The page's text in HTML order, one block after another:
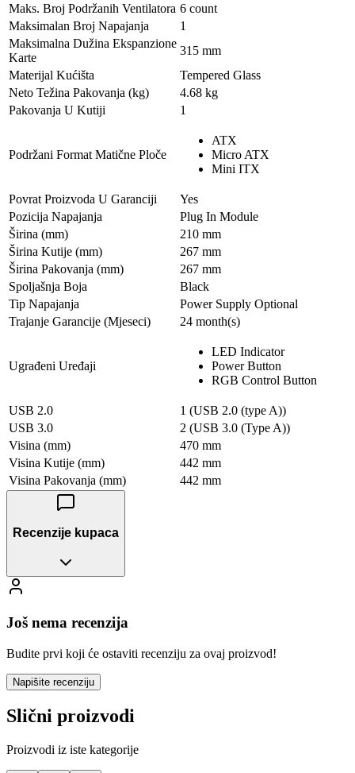
Maks. Broj Podržanih Ventilatora 6 count
Maksimalan Broj Napajanja
1
Maksimalna Dužina Ekspanzione
Karte
315 mm
Materijal Kućišta
Tempered Glass
Neto Težina Pakovanja (kg)
4.68 kg
Pakovanja U Kutiji
1
Podržani Format Matične Ploče
ATX
Micro ATX
Mini ITX
Povrat Proizvoda U Garanciji
Yes
Pozicija Napajanja
Plug In Module
Širina (mm)
210 mm
Širina Kutije (mm)
267 mm
Širina Pakovanja (mm)
267 mm
Spoljašnja Boja
Black
Tip Napajanja
Power Supply Optional
Trajanje Garancije (Mjeseci)
24 month(s)
Ugrađeni Uređaji
LED Indicator
Power Button
RGB Control Button
USB 2.0
1 (USB 2.0 (type A))
USB 3.0
2 (USB 3.0 (Type A))
Visina (mm)
470 mm
Visina Kutije (mm)
442 mm
Visina Pakovanja (mm)
442 mm
Recenzije kupaca
Još nema recenzija
Budite prvi koji će ostaviti recenziju za ovaj proizvod!
Napišite recenziju
Slični proizvodi
Proizvodi iz iste kategorije